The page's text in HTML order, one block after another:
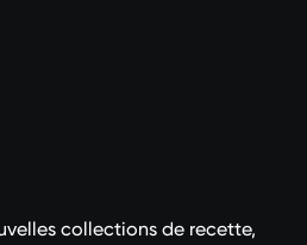
collections de recette,